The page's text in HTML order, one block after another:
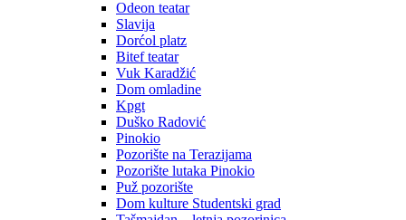
Odeon teatar
Slavija
Dorćol platz
Bitef teatar
Vuk Karadžić
Dom omladine
Kpgt
Duško Radović
Pinokio
Pozorište na Terazijama
Pozorište lutaka Pinokio
Puž pozorište
Dom kulture Studentski grad